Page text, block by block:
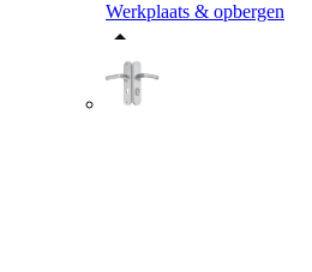
Werkplaats & opbergen